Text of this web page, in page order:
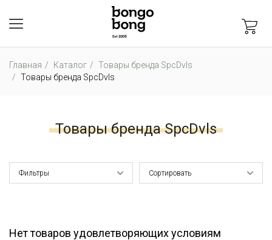
Главная Каталог
Товары бренда SpcDvls
Товары бренда SpcDvls
Товары бренда SpcDvls
Фильтры Сортировать
Нет товаров удовлетворяющих условиям